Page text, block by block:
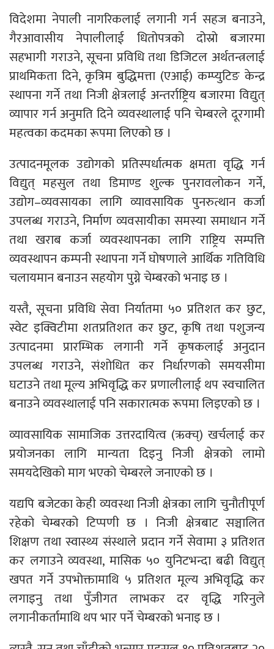
विदेशमा नेपाली नागरिकलाई लगानी गर्न सहज बनाउने,
गैरआवासीय नेपालीलाई धितोपत्रको दोस्रो बजारमा
सहभागी गराउने, सूचना प्रविधि तथा डिजिटल अर्थतन्त्रलाई
प्राथमिकता दिने, कृत्रिम बुद्धिमत्ता (एआई) कम्प्युटिङ केन्द्र
स्थापना गर्ने तथा निजी क्षेत्रलाई अन्तर्राष्ट्रिय बजारमा विद्युत्
व्यापार गर्न अनुमति दिने व्यवस्थालाई पनि चेम्बरले दूरगामी
महत्वका कदमका रूपमा लिएको छ ।
उत्पादनमूलक उद्योगको प्रतिस्पर्धात्मक क्षमता वृद्धि गर्न
विद्युत् महसुल तथा डिमाण्ड शुल्क पुनरावलोकन गर्ने,
उद्योग–व्यवसायका लागि व्यावसायिक पुनरुत्थान कर्जा
उपलब्ध गराउने, निर्माण व्यवसायीका समस्या समाधान गर्ने
तथा खराब कर्जा व्यवस्थापनका लागि राष्ट्रिय सम्पत्ति
व्यवस्थापन कम्पनी स्थापना गर्ने घोषणाले आर्थिक गतिविधि
चलायमान बनाउन सहयोग पुग्ने चेम्बरको भनाइ छ ।
यस्तै, सूचना प्रविधि सेवा निर्यातमा ५० प्रतिशत कर छुट,
स्वेट इक्विटीमा शतप्रतिशत कर छुट, कृषि तथा पशुजन्य
उत्पादनमा प्रारम्भिक लगानी गर्ने कृषकलाई अनुदान
उपलब्ध गराउने, संशोधित कर निर्धारणको समयसीमा
घटाउने तथा मूल्य अभिवृद्धि कर प्रणालीलाई थप स्वचालित
बनाउने व्यवस्थालाई पनि सकारात्मक रूपमा लिइएको छ ।
व्यावसायिक सामाजिक उत्तरदायित्व (ऋक्च्) खर्चलाई कर
प्रयोजनका लागि मान्यता दिइनु निजी क्षेत्रको लामो
समयदेखिको माग भएको चेम्बरले जनाएको छ ।
यद्यपि बजेटका केही व्यवस्था निजी क्षेत्रका लागि चुनौतीपूर्ण
रहेको चेम्बरको टिप्पणी छ । निजी क्षेत्रबाट सञ्चालित
शिक्षण तथा स्वास्थ्य संस्थाले प्रदान गर्ने सेवामा ३ प्रतिशत
कर लगाउने व्यवस्था, मासिक ५० युनिटभन्दा बढी विद्युत्
खपत गर्ने उपभोक्तामाथि ५ प्रतिशत मूल्य अभिवृद्धि कर
लगाइनु तथा पुँजीगत लाभकर दर वृद्धि गरिनुले
लगानीकर्तामाथि थप भार पर्ने चेम्बरको भनाइ छ ।